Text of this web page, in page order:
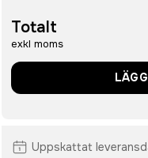
Totalt
exkl moms
Uppskattat